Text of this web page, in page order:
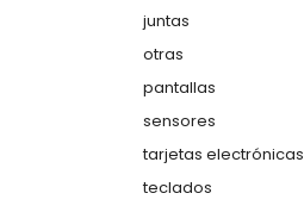
juntas
otras
pantallas
sensores
tarjetas electrónicas
teclados